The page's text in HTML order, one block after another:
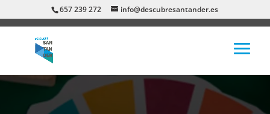
657 239 272 info@descubresantander.es